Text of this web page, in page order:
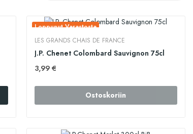
Loppunut Varastosta
LES GRANDS CHAIS DE FRANCE
J.P. Chenet Colombard Sauvignon 75cl
3,99 €
Ostoskoriin